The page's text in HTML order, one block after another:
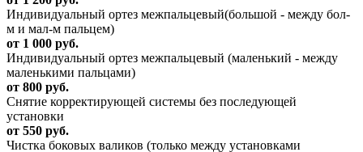
Индивидуальный ортез межпальцевый(большой - между бол-
м и мал-м пальцем)
от 1 000 руб.
Индивидуальный ортез межпальцевый (маленький - между
маленькими пальцами)
от 800 руб.
Снятие корректирующей системы без последующей
установки
от 550 руб.
Чистка боковых валиков (только между установками